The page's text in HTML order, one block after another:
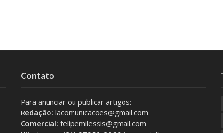
Contato
Para anunciar ou publicar artigos:
Redação: lacomunicacoes@gmail.com
Comercial: felipemilessis@gmail.com